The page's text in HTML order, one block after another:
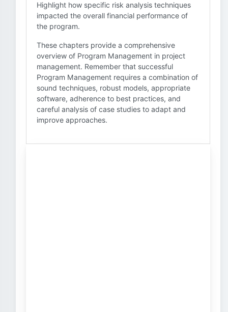
Highlight how specific risk analysis techniques
impacted the overall financial performance of
the program.
These chapters provide a comprehensive
overview of Program Management in project
management. Remember that successful
Program Management requires a combination of
sound techniques, robust models, appropriate
software, adherence to best practices, and
careful analysis of case studies to adapt and
improve approaches.